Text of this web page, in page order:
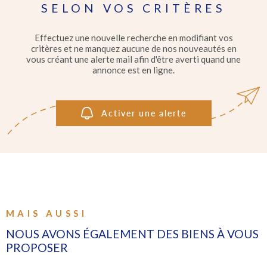
GÉRER
SELON VOS CRITÈRES
Effectuez une nouvelle recherche en modifiant vos
critères et ne manquez aucune de nos nouveautés en
vous créant une alerte mail afin d'être averti quand une
annonce est en ligne.
Activer une alerte
MAIS AUSSI
NOUS AVONS ÉGALEMENT DES BIENS À VOUS
PROPOSER
PIÈCES
RÉFÉRENCE
CRITÈRES SUPPLÉMENTAIRES
Piscine
Parking